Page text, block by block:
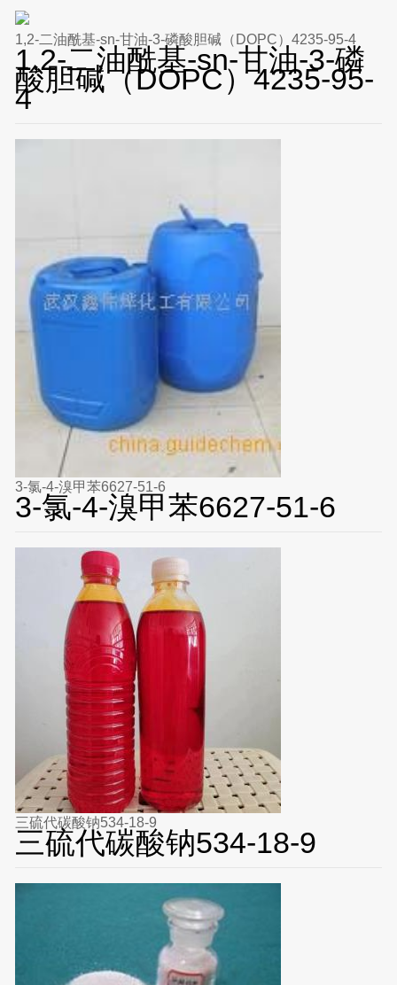
1,2-二油酰基-sn-甘油-3-磷酸胆碱（DOPC）4235-95-4
1,2-二油酰基-sn-甘油-3-磷
酸胆碱（DOPC）4235-95-
4
3-氯-4-溴甲苯6627-51-6
3-氯-4-溴甲苯6627-51-6
三硫代碳酸钠534-18-9
三硫代碳酸钠534-18-9